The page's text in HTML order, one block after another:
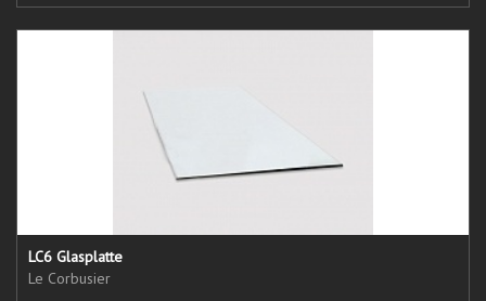
LC6 Glasplatte
Le Corbusier